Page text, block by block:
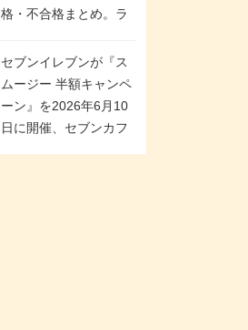
格・不合格まとめ。ラ
合格「金のハンバー
グ」。満場一致合格数
は6商品、合格数は2商
品。TVerでの見逃し配
セブンイレブンが『ス
ムージー 半額キャンペ
ーン』を2026年6月10
日に開催、セブンカフ